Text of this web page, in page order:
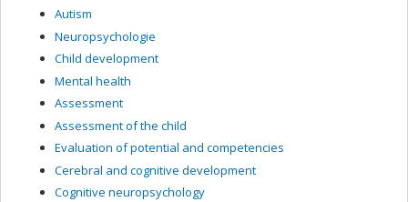
Autism
Neuropsychologie
Child development
Mental health
Assessment
Assessment of the child
Evaluation of potential and competencies
Cerebral and cognitive development
Cognitive neuropsychology